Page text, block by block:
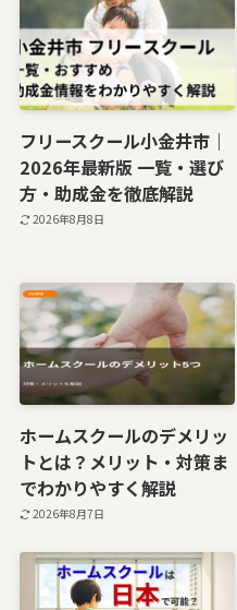
フリースクール小金井市｜
2026年最新版 一覧・選び
方・助成金を徹底解説
2026年8月8日
ホームスクールのデメリッ
トとは？メリット・対策ま
でわかりやすく解説
2026年8月7日